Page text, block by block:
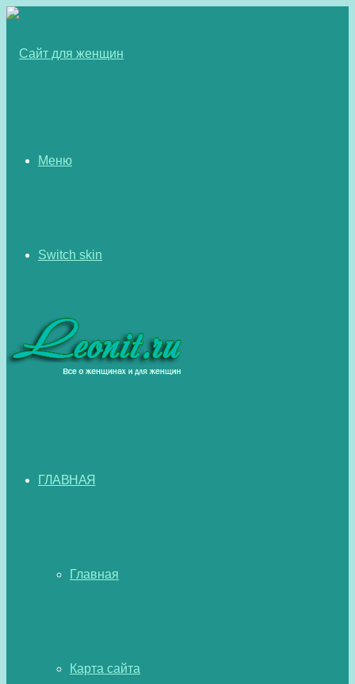
Меню
Switch skin
ГЛАВНАЯ
Главная
Карта сайта